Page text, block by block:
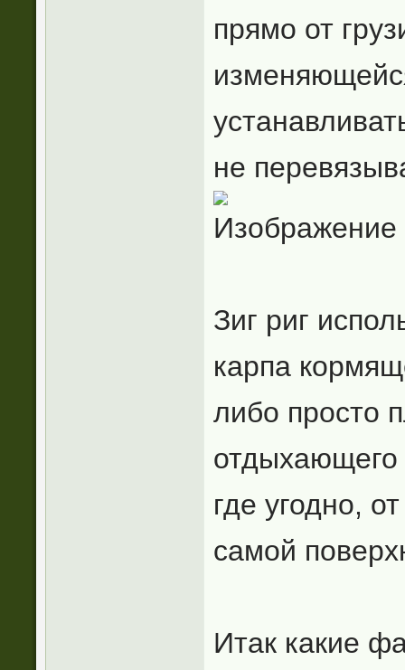
прямо от
не
Зиг риг
карпа
либо просто
где угодно,
самой
Итак какие